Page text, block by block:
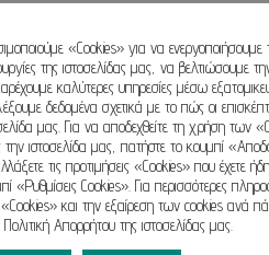
files
Terabox 2026
animations
classic ports
Version FREE
«Cookies» για να ενεργοποιήσουμε
της ιστοσελίδας μας, να βελτιώσουμε
καλύτερες υπηρεσίες μέσω
δεδομένα σχετικά με το πώς οι
μας. Για να αποδεχθείτε τη χρήση των
την ιστοσελίδα μας, πατήστε το κουμπί
τις προτιμήσεις «Cookies» που έχετε
«Ρυθμίσεις Cookies». Για περισσότερες
και την εξαίρεση των cookies ανά
Απορρήτου της ιστοσελίδας μας.